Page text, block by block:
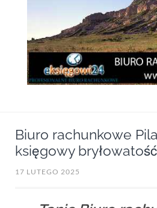
Biuro rachunkowe Pila
księgowy bryłowatość
17 LUTEGO 2025